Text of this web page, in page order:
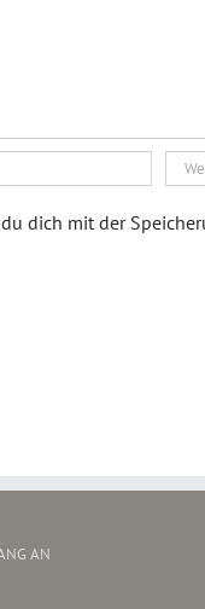
dich mit der
AN